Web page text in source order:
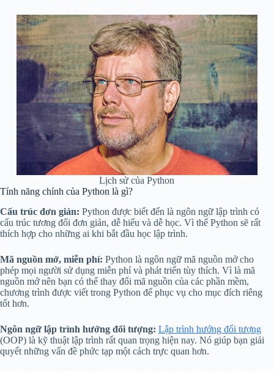
Lịch sử của Python
Tính năng chính của Python là gì?
Cấu trúc đơn giản: Python được biết đến là ngôn ngữ lập trình có
cấu trúc tương đối đơn giản, dễ hiểu và dễ học. Vì thế Python sẽ rất
thích hợp cho những ai khi bắt đầu học lập trình.
Mã nguồn mở, miễn phí: Python là ngôn ngữ mã nguồn mở cho
phép mọi người sử dụng miễn phí và phát triển tùy thích. Vì là mã
nguồn mở nên bạn có thể thay đổi mã nguồn của các phần mềm,
chương trình được viết trong Python để phục vụ cho mục đích riêng
tốt hơn.
Ngôn ngữ lập trình hướng đối tượng: Lập trình hướng đối tượng
(OOP) là kỹ thuật lập trình rất quan trọng hiện nay. Nó giúp bạn giải
quyết những vấn đề phức tạp một cách trực quan hơn.